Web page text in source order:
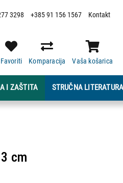
3298 +385 91 156 1567 Kontakt
Vaša košarica
Komparacija
Favoriti
I ZAŠTITA STRUČNA
cm